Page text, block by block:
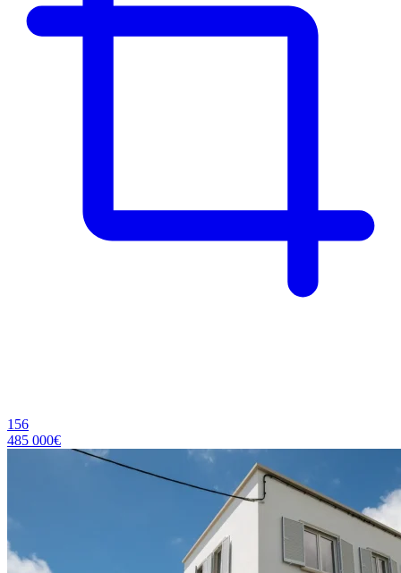
156
485 000€